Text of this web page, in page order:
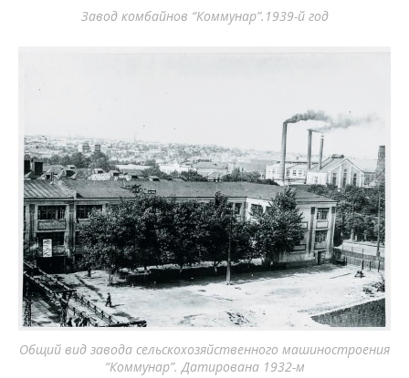
Завод комбайнов “Коммунар”.1939-й год
Общий вид завода сельскохозяйственного машиностроения
“Коммунар”. Датирована 1932-м